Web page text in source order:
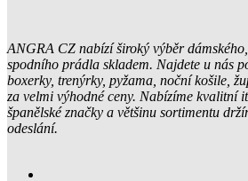
ANGRA CZ nabízí široký výběr
spodního prádla skladem. Najdete u nás
boxerky, trenýrky, pyžama, noční košile,
za velmi výhodné ceny. Nabízíme kvalitní
španělské značky a většinu sortimentu